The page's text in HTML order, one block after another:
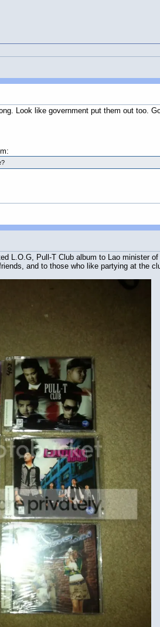
Look like government put them out too.
L.O.G, Pull-T Club album to Lao minister
and to those who like partying at the